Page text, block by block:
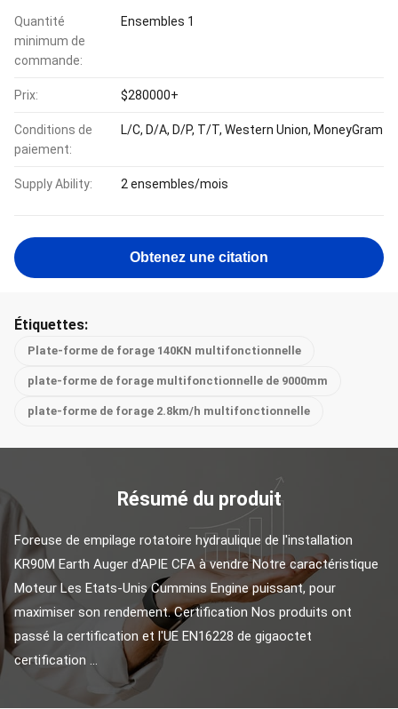
Quantité
minimum de
commande:
Ensembles 1
Prix: $280000+
Conditions de
paiement:
L/C, D/A, D/P, T/T, Western Union, MoneyGram
Supply Ability: 2 ensembles/mois
Obtenez une citation
Étiquettes:
Plate-forme de forage 140KN multifonctionnelle
plate-forme de forage multifonctionnelle de 9000mm
plate-forme de forage 2.8km/h multifonctionnelle
Résumé du produit
Foreuse de empilage rotatoire hydraulique de l'installation
KR90M Earth Auger d'APIE CFA à vendre Notre caractéristique
Moteur Les Etats-Unis Cummins Engine puissant, pour
maximiser son rendement. Certification Nos produits ont
passé la certification et l'UE EN16228 de gigaoctet
certification ...